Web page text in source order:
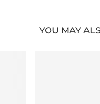
YOU MAY